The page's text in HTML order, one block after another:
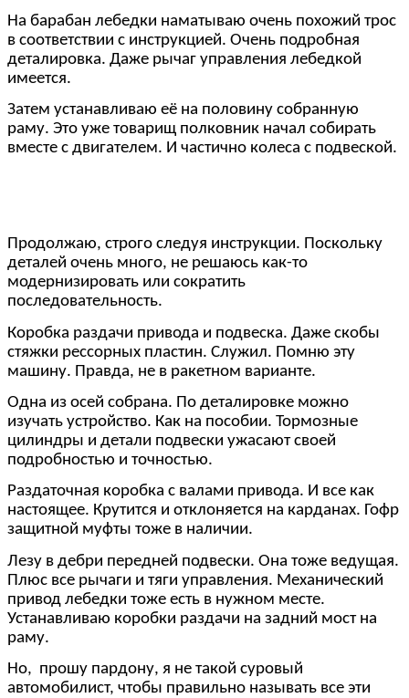
На барабан лебедки наматываю очень похожий трос
в соответствии с инструкцией. Очень подробная
деталировка. Даже рычаг управления лебедкой
имеется.
Затем устанавливаю её на половину собранную
раму. Это уже товарищ полковник начал собирать
вместе с двигателем. И частично колеса с подвеской.
Продолжаю, строго следуя инструкции. Поскольку
деталей очень много, не решаюсь как-то
модернизировать или сократить
последовательность.
Коробка раздачи привода и подвеска. Даже скобы
стяжки рессорных пластин. Служил. Помню эту
машину. Правда, не в ракетном варианте.
Одна из осей собрана. По деталировке можно
изучать устройство. Как на пособии. Тормозные
цилиндры и детали подвески ужасают своей
подробностью и точностью.
Раздаточная коробка с валами привода. И все как
настоящее. Крутится и отклоняется на карданах. Гофр
защитной муфты тоже в наличии.
Лезу в дебри передней подвески. Она тоже ведущая.
Плюс все рычаги и тяги управления. Механический
привод лебедки тоже есть в нужном месте.
Устанавливаю коробки раздачи на задний мост на
раму.
Но, прошу пардону, я не такой суровый
автомобилист, чтобы правильно называть все эти